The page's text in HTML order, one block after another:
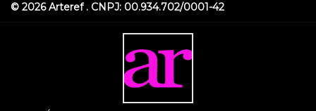
© 2026 Arteref . CNPJ: 00.934.702/0001-42